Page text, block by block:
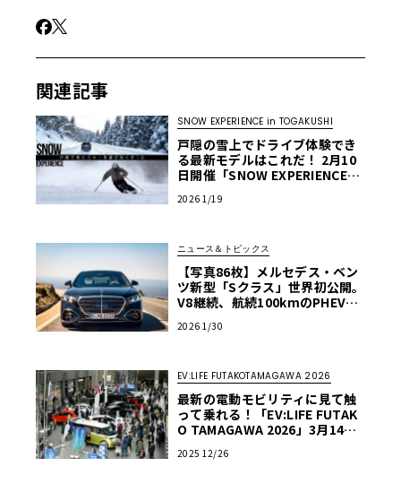
きるというのに、これがまだ日本の現実である。そんな
中、片道10分弱のところに90kWの充電器があった。日産
ディーラーである。どこよりも早くEVの量産化に乗り出し
たメーカーだけあって、日産の充電設備は素晴らしい。期
関連記事
SNOW EXPERIENCE in TOGAKUSHI
戸隠の雪上でドライブ体験でき
る最新モデルはこれだ！ 2月10
日開催「SNOW EXPERIENCE」
2026 1/19
ニュース＆トピックス
【写真86枚】メルセデス・ベン
ツ新型「Sクラス」世界初公開。
V8継続、航続100kmのPHEV、
の1台はどこまで進化したのか？
2026 1/30
EV:LIFE FUTAKOTAMAGAWA 2026
最新の電動モビリティに見て触
って乗れる！「EV:LIFE FUTAK
O TAMAGAWA 2026」3月14・1
2025 12/26